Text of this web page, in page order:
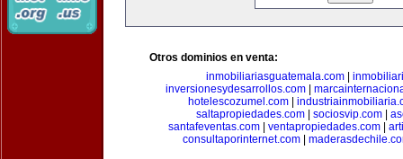
Otros dominios en venta:
inmobiliariasguatemala.com
inversionesydesarrollos.com|
hotelescozumel.com
saltapropiedades.com| sociosvip.com|
santafeventas.com| ventapropiedades.com|
consultaporinternet.com